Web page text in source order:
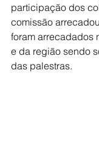
participação dos
comissão
foram arrecadados
e da região sendo
das palestras.